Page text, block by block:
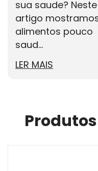
sua saude? Neste
artigo
alimentos pouco
saud...
LER MAIS